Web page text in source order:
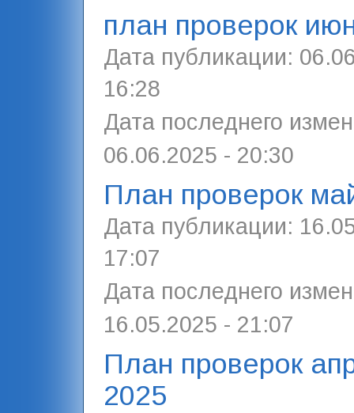
план проверок
Дата публикации:
16:28
Дата последнего
06.06.2025 - 20:30
План проверок
Дата публикации:
17:07
Дата последнего
16.05.2025 - 21:07
План проверок
2025